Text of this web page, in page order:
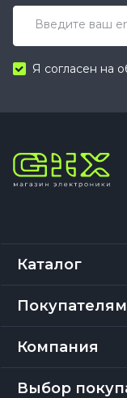
Я согласен на
Каталог
Покупателям
Компания
Выбор